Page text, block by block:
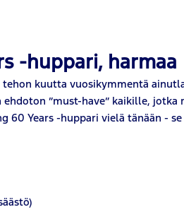
-huppari, harmaa
kuutta vuosikymmentä
”must-have” kaikille, jotka
60 Years -huppari vielä tänään -